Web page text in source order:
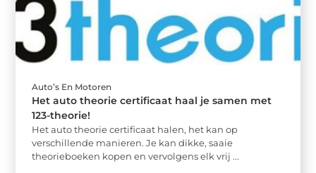
Auto’s En Motoren
Het auto theorie certificaat haal je samen met
123-theorie!
Het auto theorie certificaat halen, het kan op
verschillende manieren. Je kan dikke, saaie
theorieboeken kopen en vervolgens elk vrij ...